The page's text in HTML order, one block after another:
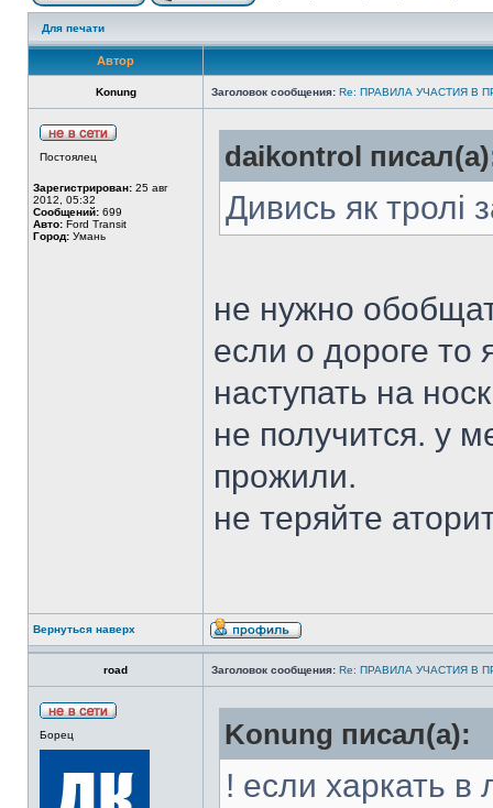
Для печати
Автор
Konung Заголовок сообщения: Re: ПРАВИЛА УЧАСТИЯ В
Постоялец
Зарегистрирован: 25 авг
2012, 05:32
Сообщений: 699
Авто: Ford Transit
Город: Умань
daikontrol
Дивись як тролі
не нужно
если о дороге то
наступать на
не получится. у
прожили.
не теряйте
Вернуться наверх
road Заголовок сообщения: Re: ПРАВИЛА УЧАСТИЯ В
Борец Konung писал(а):
! если харкать в